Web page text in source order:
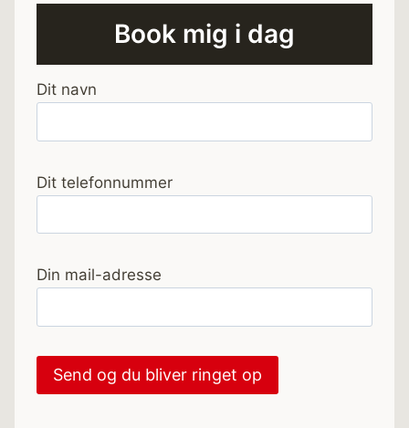
Book mig i dag
Dit navn
Dit telefonnummer
Din mail-adresse